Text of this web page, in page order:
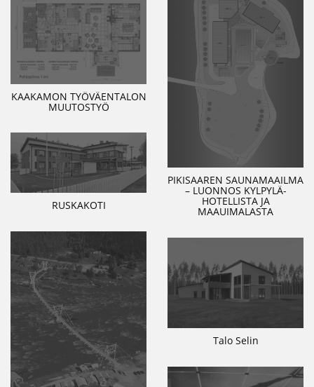
PIKISAAREN SAUNAMAAILMA
– LUONNOS KYLPYLÄ-
HOTELLISTA JA
MAAUIMALASTA
KAAKAMON TYÖVÄENTALON
MUUTOSTYÖ
RUSKAKOTI
Talo Selin